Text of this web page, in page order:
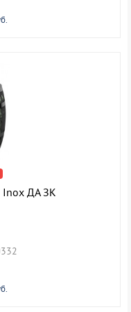
Inox ДА ЗК